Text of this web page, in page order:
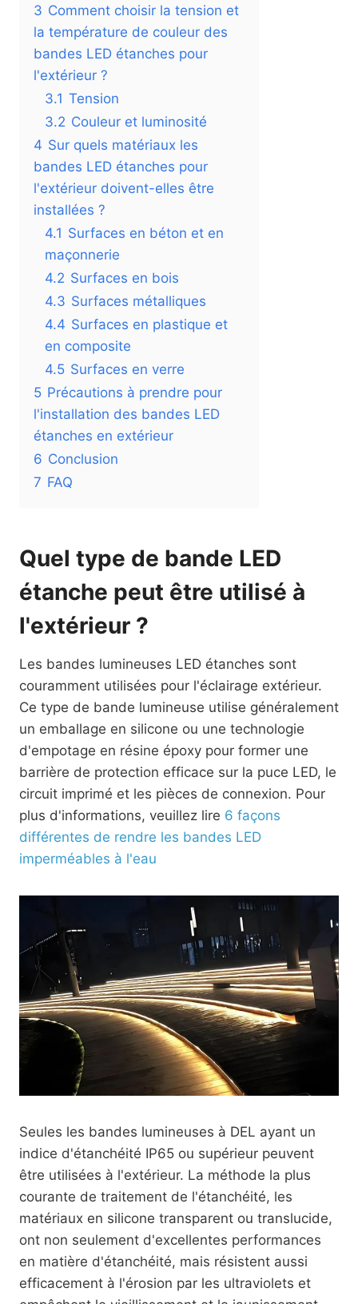
3 Comment choisir la tension et
la température de couleur des
bandes LED étanches pour
l'extérieur ?
3.1 Tension
3.2 Couleur et luminosité
4 Sur quels matériaux les
bandes LED étanches pour
l'extérieur doivent-elles être
installées ?
4.1 Surfaces en béton et en
maçonnerie
4.2 Surfaces en bois
4.3 Surfaces métalliques
4.4 Surfaces en plastique et
en composite
4.5 Surfaces en verre
5 Précautions à prendre pour
l'installation des bandes LED
étanches en extérieur
6 Conclusion
7 FAQ
Quel type de bande LED
étanche peut être utilisé à
l'extérieur ?
Les bandes lumineuses LED étanches sont
couramment utilisées pour l'éclairage extérieur.
Ce type de bande lumineuse utilise généralement
un emballage en silicone ou une technologie
d'empotage en résine époxy pour former une
barrière de protection efficace sur la puce LED, le
circuit imprimé et les pièces de connexion. Pour
plus d'informations, veuillez lire 6 façons
différentes de rendre les bandes LED
imperméables à l'eau
Seules les bandes lumineuses à DEL ayant un
indice d'étanchéité IP65 ou supérieur peuvent
être utilisées à l'extérieur. La méthode la plus
courante de traitement de l'étanchéité, les
matériaux en silicone transparent ou translucide,
ont non seulement d'excellentes performances
en matière d'étanchéité, mais résistent aussi
efficacement à l'érosion par les ultraviolets et